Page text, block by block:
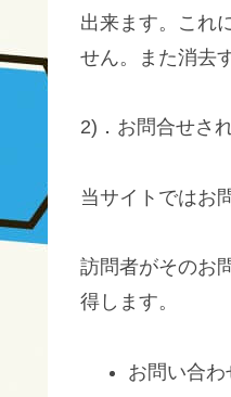
出来ます。これ
せん。また消去
2)．お問合せさ
当サイトではお
訪問者がそのお
得します。
お問い合わ